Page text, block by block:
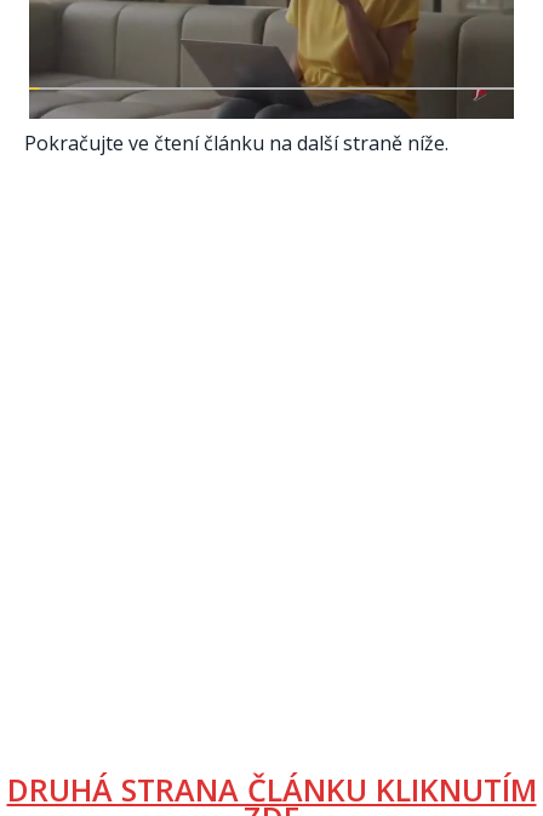
Pokračujte ve čtení článku na další straně níže.
DRUHÁ STRANA ČLÁNKU KLIKNUTÍM